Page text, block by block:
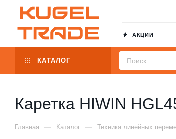
АКЦИИ
КАТАЛОГ
Каретка HIWIN
Главная — Каталог — Техника линейных